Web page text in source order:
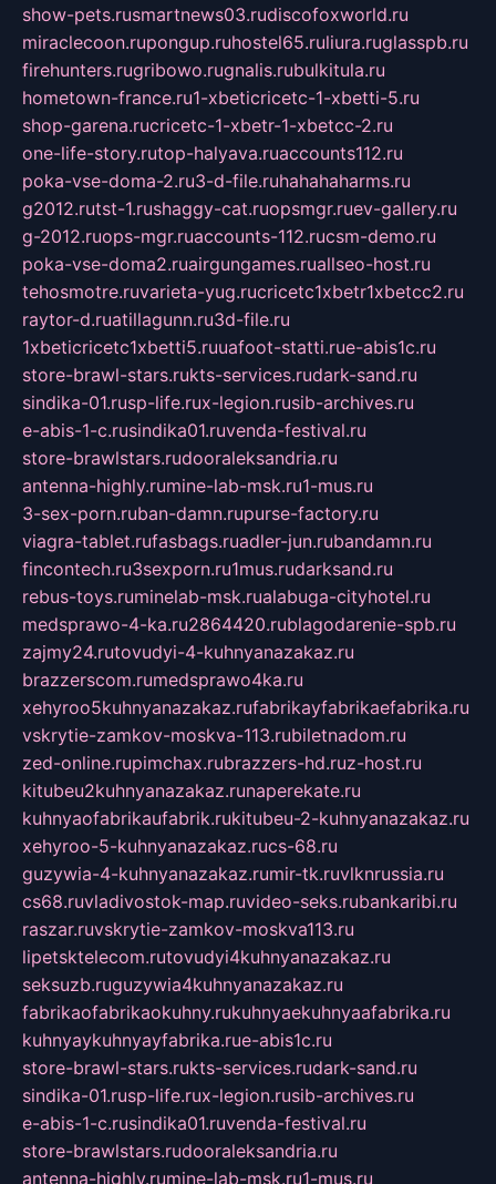
show-pets.rusmartnews03.rudiscofoxworld.ru
miraclecoon.rupongup.ruhostel65.ruliura.ruglasspb.ru
firehunters.rugribowo.rugnalis.rubulkitula.ru
hometown-france.ru1-xbeticricetc-1-xbetti-5.ru
shop-garena.rucricetc-1-xbetr-1-xbetcc-2.ru
one-life-story.rutop-halyava.ruaccounts112.ru
poka-vse-doma-2.ru3-d-file.ruhahahaharms.ru
g2012.rutst-1.rushaggy-cat.ruopsmgr.ruev-gallery.ru
g-2012.ruops-mgr.ruaccounts-112.rucsm-demo.ru
poka-vse-doma2.ruairgungames.ruallseo-host.ru
tehosmotre.ruvarieta-yug.rucricetc1xbetr1xbetcc2.ru
raytor-d.ruatillagunn.ru3d-file.ru
1xbeticricetc1xbetti5.ruuafoot-statti.rue-abis1c.ru
store-brawl-stars.rukts-services.rudark-sand.ru
sindika-01.rusp-life.rux-legion.rusib-archives.ru
e-abis-1-c.rusindika01.ruvenda-festival.ru
store-brawlstars.rudooraleksandria.ru
antenna-highly.rumine-lab-msk.ru1-mus.ru
3-sex-porn.ruban-damn.rupurse-factory.ru
viagra-tablet.rufasbags.ruadler-jun.rubandamn.ru
fincontech.ru3sexporn.ru1mus.rudarksand.ru
rebus-toys.ruminelab-msk.rualabuga-cityhotel.ru
medsprawo-4-ka.ru2864420.rublagodarenie-spb.ru
zajmy24.rutovudyi-4-kuhnyanazakaz.ru
brazzerscom.rumedsprawo4ka.ru
xehyroo5kuhnyanazakaz.rufabrikayfabrikaefabrika.ru
vskrytie-zamkov-moskva-113.rubiletnadom.ru
zed-online.rupimchax.rubrazzers-hd.ruz-host.ru
kitubeu2kuhnyanazakaz.runaperekate.ru
kuhnyaofabrikaufabrik.rukitubeu-2-kuhnyanazakaz.ru
xehyroo-5-kuhnyanazakaz.rucs-68.ru
guzywia-4-kuhnyanazakaz.rumir-tk.ruvlknrussia.ru
cs68.ruvladivostok-map.ruvideo-seks.rubankaribi.ru
raszar.ruvskrytie-zamkov-moskva113.ru
lipetsktelecom.rutovudyi4kuhnyanazakaz.ru
seksuzb.ruguzywia4kuhnyanazakaz.ru
fabrikaofabrikaokuhny.rukuhnyaekuhnyaafabrika.ru
kuhnyaykuhnyayfabrika.rue-abis1c.ru
store-brawl-stars.rukts-services.rudark-sand.ru
sindika-01.rusp-life.rux-legion.rusib-archives.ru
e-abis-1-c.rusindika01.ruvenda-festival.ru
store-brawlstars.rudooraleksandria.ru
antenna-highly.rumine-lab-msk.ru1-mus.ru